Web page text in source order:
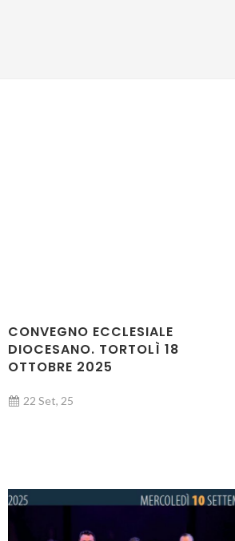
CONVEGNO ECCLESIALE
DIOCESANO. TORTOLÌ 18
OTTOBRE 2025
22 Set, 25